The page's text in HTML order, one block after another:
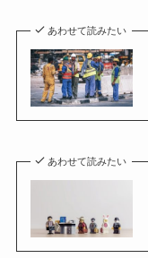
あわせて読みたい
あわせて読みたい